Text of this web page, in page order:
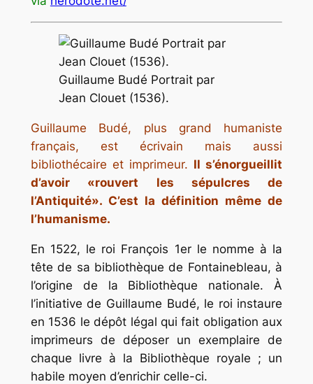
Guillaume Budé Portrait par
Jean Clouet (1536).
Guillaume Budé, plus grand humaniste
français, est écrivain mais aussi
bibliothécaire et imprimeur. Il s’énorgueillit
d’avoir «rouvert les sépulcres de
l’Antiquité». C’est la définition même de
l’humanisme.
En 1522, le roi François 1er le nomme à la
tête de sa bibliothèque de Fontainebleau, à
l’origine de la Bibliothèque nationale. À
l’initiative de Guillaume Budé, le roi instaure
en 1536 le dépôt légal qui fait obligation aux
imprimeurs de déposer un exemplaire de
chaque livre à la Bibliothèque royale ; un
habile moyen d’enrichir celle-ci.